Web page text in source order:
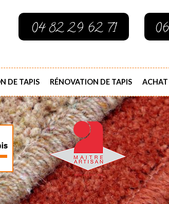
04 82 29 62 71
DE TAPIS RÉNOVATION DE TAPIS ACHAT